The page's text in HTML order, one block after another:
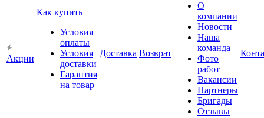
Акции
Как купить
Условия
оплаты
Условия
доставки
Гарантия
на товар
Доставка Возврат
О
компании
Новости
Наша
команда
Фото
работ
Вакансии
Партнеры
Бригады
Отзывы